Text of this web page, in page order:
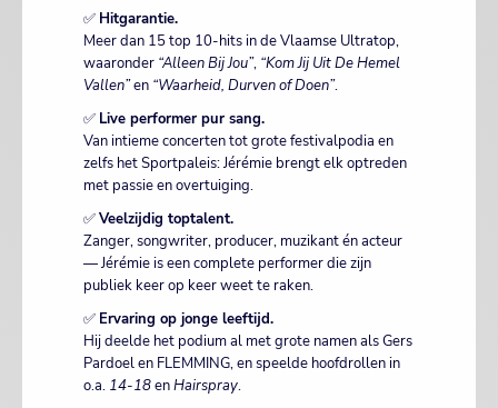
✅ Hitgarantie.
Meer dan 15 top 10-hits in de Vlaamse Ultratop,
waaronder “Alleen Bij Jou”, “Kom Jij Uit De Hemel
Vallen”en “Waarheid, Durven of Doen”.
✅ Live performer pur sang.
Van intieme concerten tot grote festivalpodia en
zelfs het Sportpaleis: Jérémie brengt elk optreden
met passie en overtuiging.
✅Veelzijdig toptalent.
Zanger, songwriter, producer, muzikant én acteur
— Jérémie is een complete performer die zijn
publiek keer op keer weet te raken.
✅ Ervaring op jonge leeftijd.
Hij deelde het podium al met grote namen als Gers
Pardoel en FLEMMING, en speelde hoofdrollen in
o.a. 14-18enHairspray.